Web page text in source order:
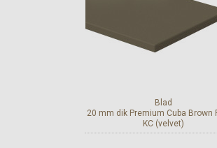
Blad
20 mm dik Premium Cuba Brown
KC (velvet)